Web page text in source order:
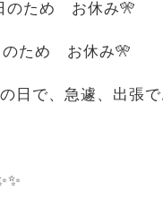
のため お休み🎌
のため お休み🎌
日で、急遽、出張